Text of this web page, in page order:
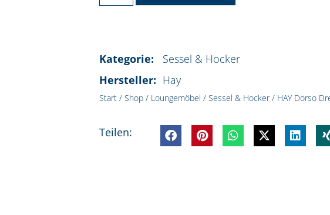
Kategorie:
Sessel & Hocker
Hersteller: Hay
Start / Shop / Loungemöbel / Sessel & Hocker/ HAY Dorso
Teilen: